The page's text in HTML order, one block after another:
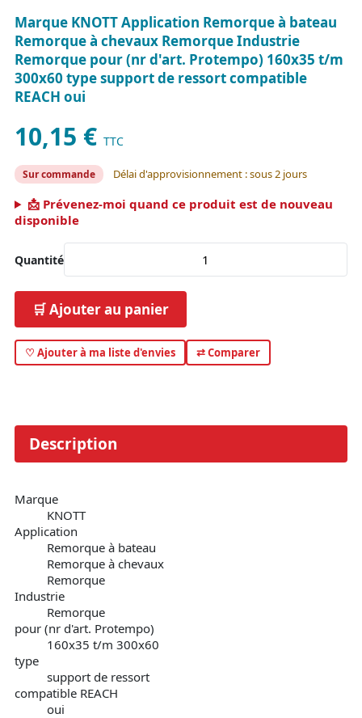
Marque KNOTT Application Remorque à bateau
Remorque à chevaux Remorque Industrie
Remorque pour (nr d'art. Protempo) 160x35 t/m
300x60 type support de ressort compatible
REACH oui
10,15 € TTC
Sur commande Délai d'approvisionnement : sous 2 jours
📩 Prévenez-moi quand ce produit est de nouveau
disponible
Quantité
🛒 Ajouter au panier
♡ Ajouter à ma liste d'envies ⇄ Comparer
Description
Marque
KNOTT
Application
Remorque à bateau
Remorque à chevaux
Remorque
Industrie
Remorque
pour (nr d'art. Protempo)
160x35 t/m 300x60
type
support de ressort
compatible REACH
oui